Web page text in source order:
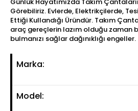
Görebiliriz. Evlerde, Elektrikçilerde,
Ettiği Kullandığı Üründür. Takım
araç gereçlerin lazım olduğu zaman
bulmanızı sağlar dağınıklığı engeller.
Marka:
Model: